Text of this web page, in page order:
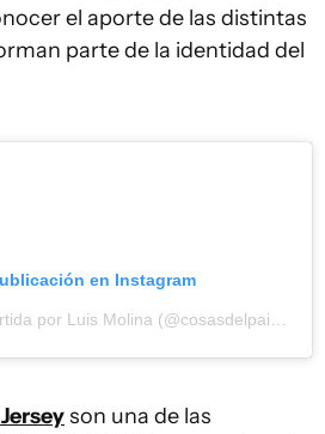
el aporte de las distintas
parte de la identidad del
en Instagram
son una de las